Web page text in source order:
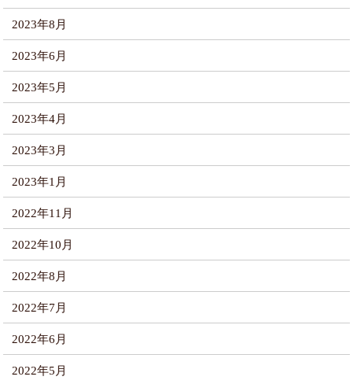
2023年8月
2023年6月
2023年5月
2023年4月
2023年3月
2023年1月
2022年11月
2022年10月
2022年8月
2022年7月
2022年6月
2022年5月